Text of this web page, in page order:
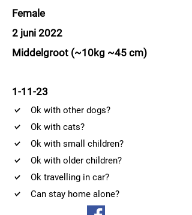
Female
2 juni 2022
Middelgroot (~10kg ~45 cm)
1-11-23
Ok with other dogs?
Ok with cats?
Ok with small children?
Ok with older children?
Ok travelling in car?
Can stay home alone?